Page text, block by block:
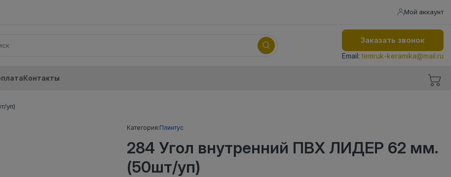
Мой аккаунт
Заказать звонок
Email:temruk-keramika@mail.ru
Контакты
уп)
Категория:Плинтус
284 Угол внутренний ПВХ ЛИДЕР 62 мм.
(50шт/уп)